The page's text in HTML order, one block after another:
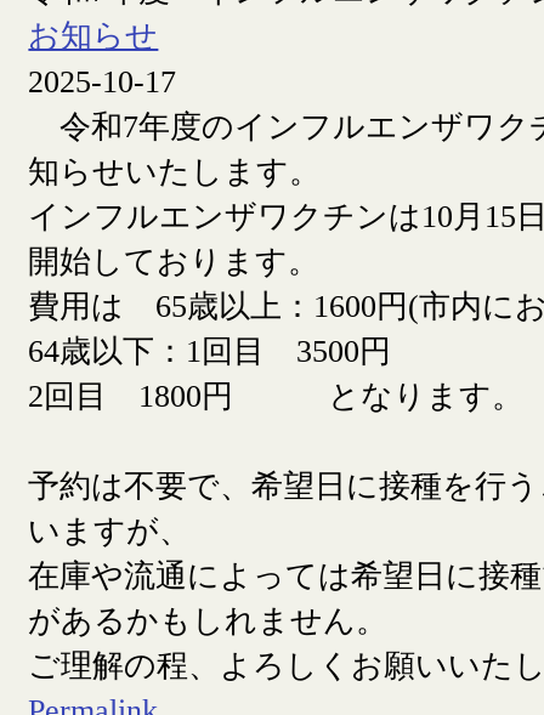
お知らせ
2025-10-17
令和7年度のインフルエンザワク
知らせいたします。
インフルエンザワクチンは10月15
開始しております。
費用は 65歳以上：1600円(市内に
64歳以下：1回目 3500円
2回目 1800円 となります。
予約は不要で、希望日に接種を行
いますが、
在庫や流通によっては希望日に接
があるかもしれません。
ご理解の程、よろしくお願いいた